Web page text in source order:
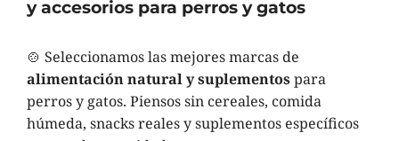
y accesorios para perros y gatos
🍲 Seleccionamos las mejores marcas de
alimentación natural y suplementospara
perros y gatos. Piensos sin cereales, comida
húmeda, snacks reales y suplementos específicos